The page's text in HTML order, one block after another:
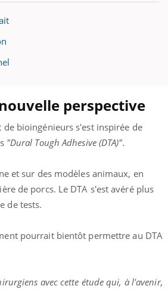
perspective
bioingénieurs s'est inspirée de
"Dural Tough Adhesive (DTA)".
et sur des modèles animaux, en
de porcs. Le DTA s'est avéré plus
de tests.
pourrait bientôt permettre au DTA
avec cette étude qui, à l'avenir,